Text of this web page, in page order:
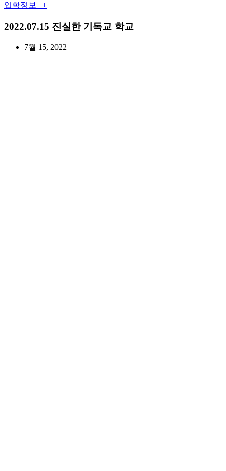
입학정보 +
2022.07.15 진실한 기독교 학교
7월 15, 2022